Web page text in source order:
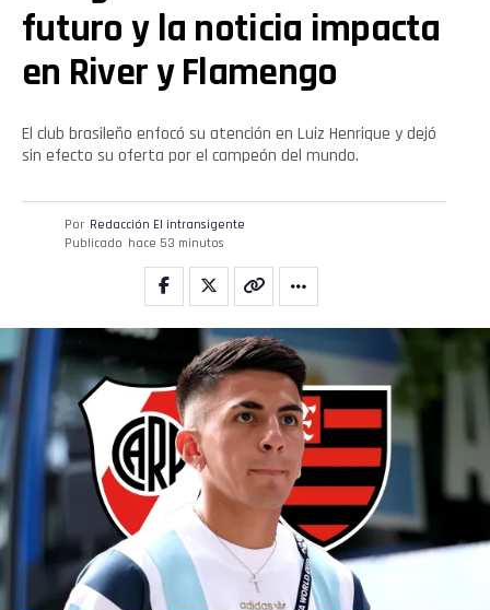
futuro y la noticia impacta
en River y Flamengo
El club brasileño enfocó su atención en Luiz Henrique y dejó
sin efecto su oferta por el campeón del mundo.
Por Redacción El intransigente
Publicado hace 53 minutos